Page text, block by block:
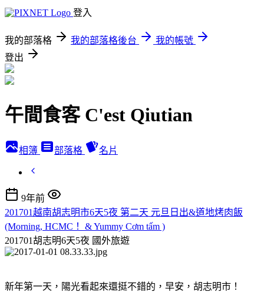
登入
我的部落格 我的部落格後台
我的帳號
登出
午間食客 C'est Qiutian
相簿 部落格 名片
9年前
201701越南胡志明市6天5夜 第二天 元旦日出&道地烤肉飯
(Morning, HCMC！ & Yummy Cơm tấm )
201701胡志明6天5夜 國外旅遊
新年第一天，陽光看起來還挺不錯的，早安，胡志明市！